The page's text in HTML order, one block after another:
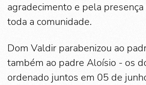
agradecimento e pela presença
toda a comunidade.
Dom Valdir parabenizou ao
também ao padre Aloísio - os
ordenado juntos em 05 de